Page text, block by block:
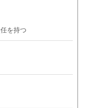
を持つ